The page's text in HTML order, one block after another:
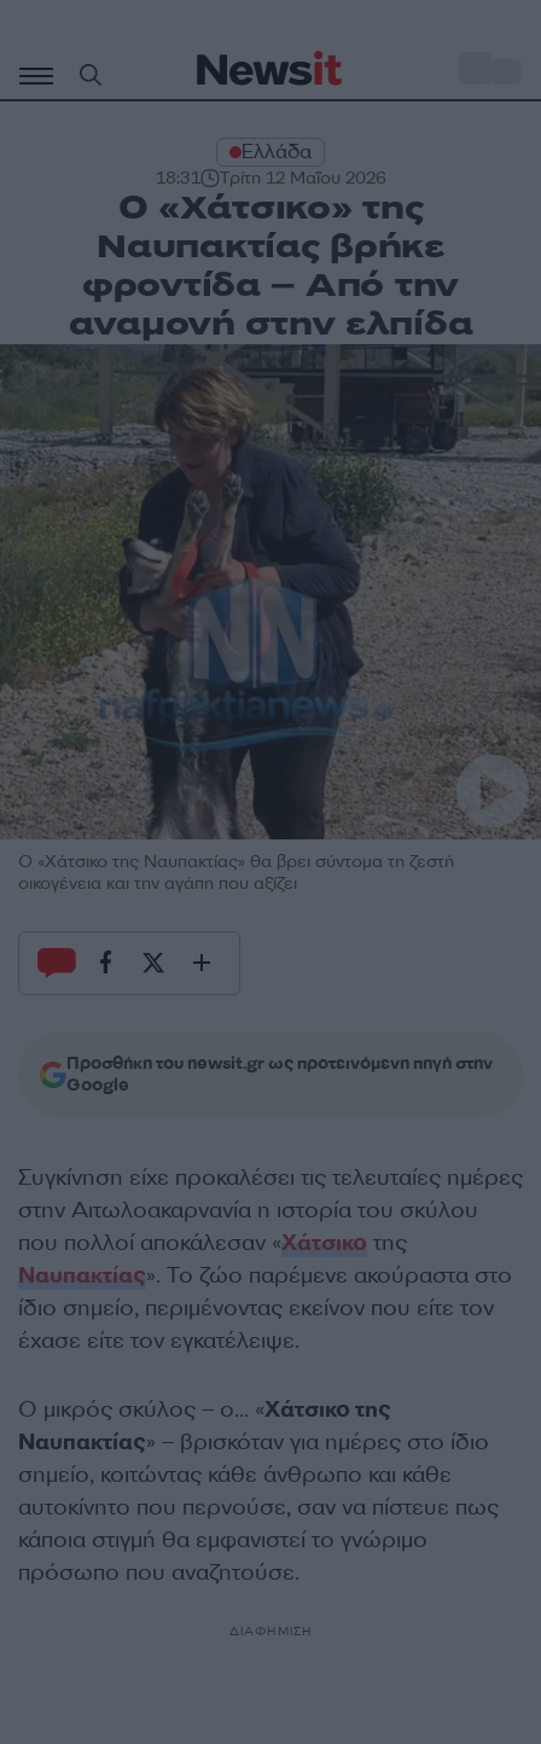
περιεχόμενο
Ελλάδα
18:31 Τρίτη 12 Μαΐου 2026
Ο «Χάτσικο» της
Ναυπακτίας βρήκε
φροντίδα – Από την
αναμονή στην ελπίδα
Ο «Χάτσικο της Ναυπακτίας» θα βρει σύντομα τη ζεστή
οικογένεια και την αγάπη που αξίζει
Προσθήκη του newsit.gr ως προτεινόμενη πηγή στην
Google
Συγκίνηση είχε προκαλέσει τις τελευταίες ημέρες
στην Αιτωλοακαρνανία η ιστορία του σκύλου
που πολλοί αποκάλεσαν «Χάτσικο της
Ναυπακτίας». Το ζώο παρέμενε ακούραστα στο
ίδιο σημείο, περιμένοντας εκείνον που είτε τον
έχασε είτε τον εγκατέλειψε.
Ο μικρός σκύλος – ο… «Χάτσικο της
Ναυπακτίας» – βρισκόταν για ημέρες στο ίδιο
σημείο, κοιτώντας κάθε άνθρωπο και κάθε
αυτοκίνητο που περνούσε, σαν να πίστευε πως
κάποια στιγμή θα εμφανιστεί το γνώριμο
πρόσωπο που αναζητούσε.
ΔΙΑΦΗΜΙΣΗ